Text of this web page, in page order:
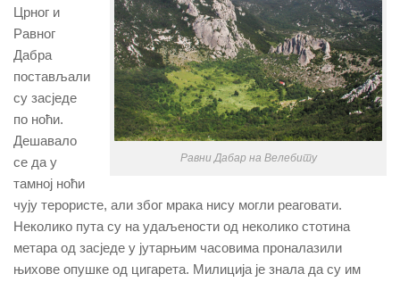
Равни Дабар на Велебиту
Црног и
Равног
Дабра
постављали
су засједе
по ноћи.
Дешавало
се да у
тамној ноћи
чују терористе, али због мрака нису могли реаговати.
Неколико пута су на удаљености од неколико стотина
метара од засједе у јутарњим часовима проналазили
њихове опушке од цигарета. Милиција је знала да су им